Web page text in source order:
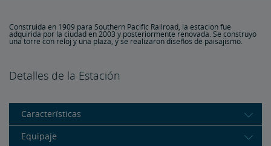
Construida en 1909 para Southern Pacific Railroad, la estación fue
adquirida por la ciudad en 2003 y posteriormente renovada. Se construyó
una torre con reloj y una plaza, y se realizaron diseños de paisajismo.
Detalles de la Estación
Características
Equipaje